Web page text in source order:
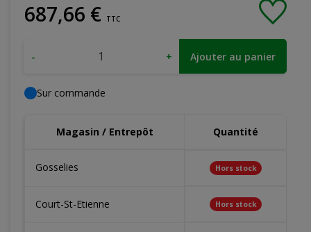
687,66 € TTC
- + Ajouter au panier
Sur commande
Magasin / Entrepôt Quantité
Gosselies Hors stock
Court-St-Etienne Hors stock